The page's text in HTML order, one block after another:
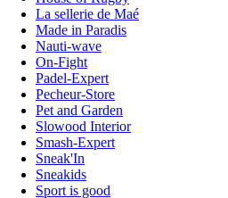
La sellerie de Maé
Made in Paradis
Nauti-wave
On-Fight
Padel-Expert
Pecheur-Store
Pet and Garden
Slowood Interior
Smash-Expert
Sneak'In
Sneakids
Sport is good